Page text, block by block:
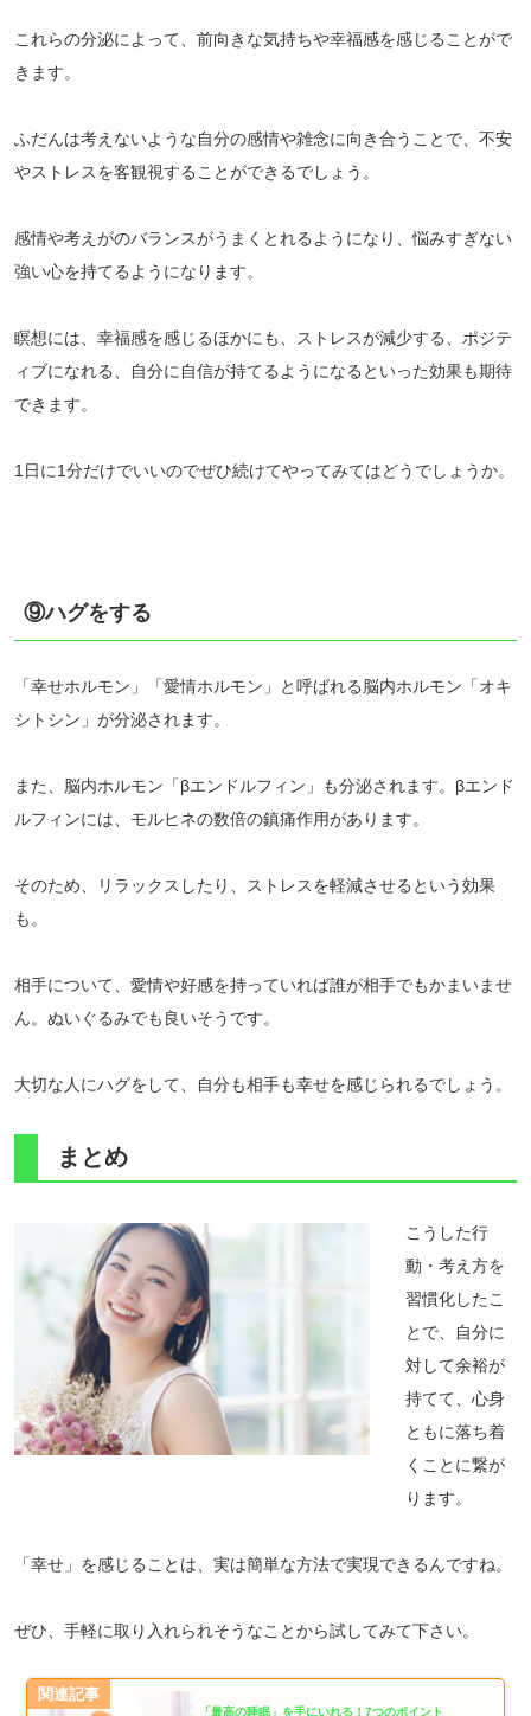
これらの分泌によって、前向きな気持ちや幸福感を感じることがで
きます。
ふだんは考えないような自分の感情や雑念に向き合うことで、不安
やストレスを客観視することができるでしょう。
感情や考えがのバランスがうまくとれるようになり、悩みすぎない
強い心を持てるようになります。
瞑想には、幸福感を感じるほかにも、ストレスが減少する、ポジテ
ィブになれる、自分に自信が持てるようになるといった効果も期待
できます。
1日に1分だけでいいのでぜひ続けてやってみてはどうでしょうか。
⑨ハグをする
「幸せホルモン」「愛情ホルモン」と呼ばれる脳内ホルモン「オキ
シトシン」が分泌されます。
また、脳内ホルモン「βエンドルフィン」も分泌されます。βエンド
ルフィンには、モルヒネの数倍の鎮痛作用があります。
そのため、リラックスしたり、ストレスを軽減させるという効果
も。
相手について、愛情や好感を持っていれば誰が相手でもかまいませ
ん。ぬいぐるみでも良いそうです。
大切な人にハグをして、自分も相手も幸せを感じられるでしょう。
まとめ
こうした行
動・考え方を
習慣化したこ
とで、自分に
対して余裕が
持てて、心身
ともに落ち着
くことに繋が
ります。
「幸せ」を感じることは、実は簡単な方法で実現できるんですね。
ぜひ、手軽に取り入れられそうなことから試してみて下さい。
関連記事
「最高の睡眠」を手にいれる！7つのポイント